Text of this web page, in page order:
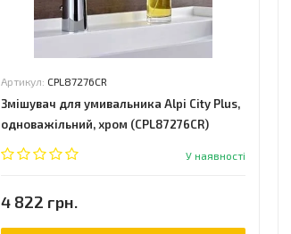
Артикул: CPL87276CR
Змішувач для умивальника Alpi City Plus,
одноважільний, хром (CPL87276CR)
У наявності
4 822 грн.